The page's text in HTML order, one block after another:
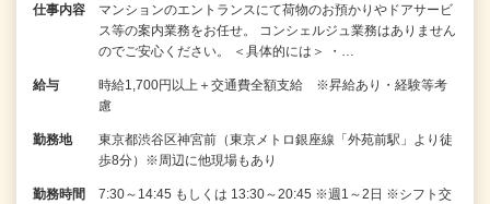
仕事内容
マンションのエントランスにて荷物のお預かりやドアサービ
ス等の案内業務をお任せ。 コンシェルジュ業務はありません
のでご安心ください。 ＜具体的には＞ ・…
給与
時給1,700円以上＋交通費全額支給 ※昇給あり・経験等考
慮
勤務地
東京都渋谷区神宮前（東京メトロ銀座線「外苑前駅」より徒
歩8分）※周辺に他現場もあり
勤務時間
7:30～14:45 もしくは 13:30～20:45 ※週1～2日 ※シフト交